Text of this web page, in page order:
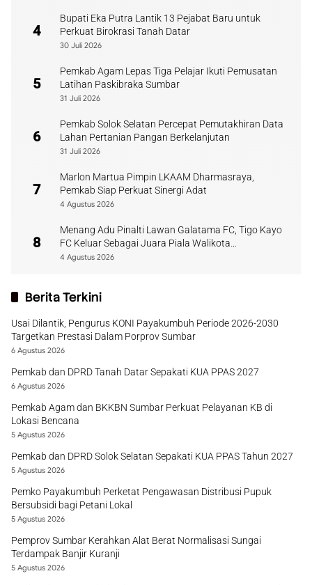
4
Bupati Eka Putra Lantik 13 Pejabat Baru untuk
Perkuat Birokrasi Tanah Datar
30 Juli 2026
5
Pemkab Agam Lepas Tiga Pelajar Ikuti Pemusatan
Latihan Paskibraka Sumbar
31 Juli 2026
6
Pemkab Solok Selatan Percepat Pemutakhiran Data
Lahan Pertanian Pangan Berkelanjutan
31 Juli 2026
7
Marlon Martua Pimpin LKAAM Dharmasraya,
Pemkab Siap Perkuat Sinergi Adat
4 Agustus 2026
8
Menang Adu Pinalti Lawan Galatama FC, Tigo Kayo
FC Keluar Sebagai Juara Piala Walikota
Payakumbuh
4 Agustus 2026
Berita Terkini
Usai Dilantik, Pengurus KONI Payakumbuh Periode 2026-2030
Targetkan Prestasi Dalam Porprov Sumbar
6 Agustus 2026
Pemkab dan DPRD Tanah Datar Sepakati KUA PPAS 2027
6 Agustus 2026
Pemkab Agam dan BKKBN Sumbar Perkuat Pelayanan KB di
Lokasi Bencana
5 Agustus 2026
Pemkab dan DPRD Solok Selatan Sepakati KUA PPAS Tahun 2027
5 Agustus 2026
Pemko Payakumbuh Perketat Pengawasan Distribusi Pupuk
Bersubsidi bagi Petani Lokal
5 Agustus 2026
Pemprov Sumbar Kerahkan Alat Berat Normalisasi Sungai
Terdampak Banjir Kuranji
5 Agustus 2026